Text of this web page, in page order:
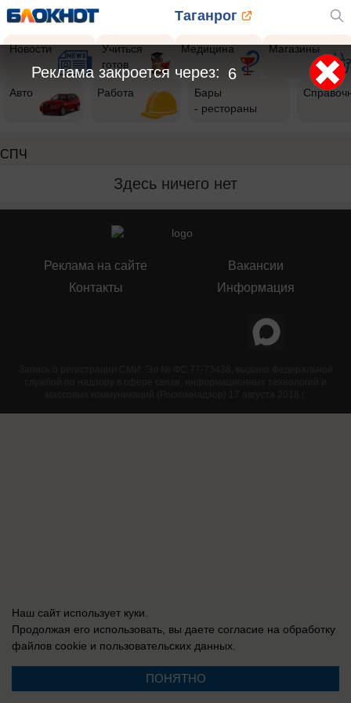
Таганрог
Новости
Учиться
готов
Медицина Магазины
Авто Работа
Бары
- рестораны
СПЧ
Здесь ничего нет
Реклама на сайте
Контакты
Вакансии
Информация
Запись о регистрации СМИ: Эл № ФС 77-73438, выдано Федеральной
службой по надзору в сфере связи, информационных технологий и
массовых коммуникаций (Роскомнадзор) 17 августа 2018 г.
Наш сайт использует куки.
Продолжая его использовать, вы даете согласие на обработку
файлов cookie и пользовательских данных.
ПОНЯТНО
6
Реклама закроется через: